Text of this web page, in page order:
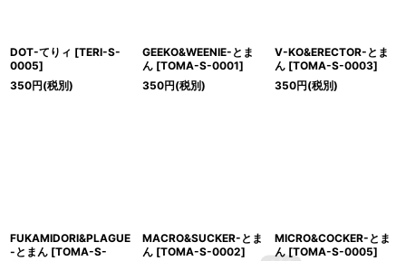
DOT-てりィ [TERI-S-
0005]
350円(税別)
GEEKO&WEENIE-とま
ん [TOMA-S-0001]
350円(税別)
V-KO&ERECTOR-とま
ん [TOMA-S-0003]
350円(税別)
FUKAMIDORI&PLAGUE
-とまん [TOMA-S-
MACRO&SUCKER-とま
ん [TOMA-S-0002]
MICRO&COCKER-とま
ん [TOMA-S-0005]